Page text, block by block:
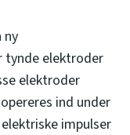
ny
tynde elektroder
elektroder
ind under
impulser